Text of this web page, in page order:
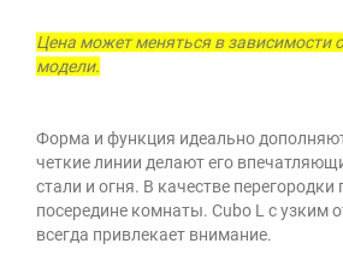
Цена может меняться в зависимости
модели.
Форма и функция идеально
четкие линии делают его
стали и огня. В качестве перегородки
посередине комнаты. Cubo L с узким
всегда привлекает внимание.